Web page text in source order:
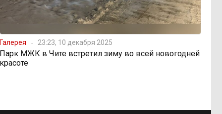
Галерея 23:23, 10 декабря 2025
Парк МЖК в Чите встретил зиму во всей новогодней
красоте